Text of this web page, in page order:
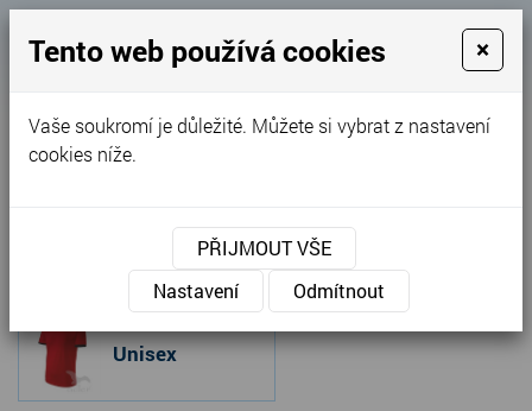
MENU
Unisex
Tento web používá cookies ×
Vaše soukromí je důležité. Můžete si vybrat z nastavení
cookies níže.
PŘIJMOUT VŠE
Nastavení
Odmítnout